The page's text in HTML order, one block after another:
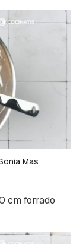
CANCELAR
Mas
cm forrado